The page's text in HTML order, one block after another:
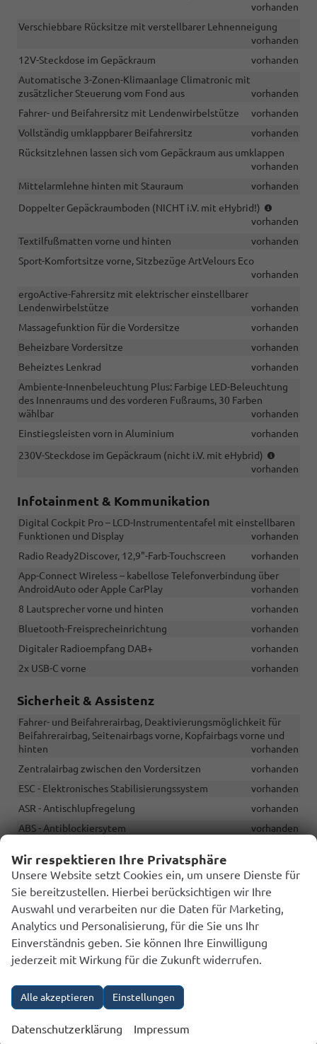
vorhanden
Verschiebbare Rücksitze mit verstellbarer Lehnenneigung
vorhanden
12V-Steckdose im Gepäckraum
vorhanden
Automatische 3-Zonen-Klimaanlage Climatronic mit
zusätzlicher Steuerung vom Fond aus
vorhanden
Fahrer- und Beifahrersitz mit Lendenwirbelstütze
vorhanden
Vollständig umklappbarer Beifahrersitz
vorhanden
Rücksitzlehnen lassen sich vom Gepäckraum aus umklappen
vorhanden
Mittelarmlehne hinten mit Stauraum
vorhanden
Doppelter Gepäckraumboden (NICHT i.V. mit eHybrid!)
i.V.
eHybrid!)
vorhanden
Textilfußmatten vorne und hinten
vorhanden
Sport-Komfortsitze vorne, Sitzbezüge ArtVelours Eco
vorhanden
ergoActive-Fahrersitz mit elektrischer einstellbarer
Lendenwirbelstütze
vorhanden
Massagefunktion für die Vordersitze
vorhanden
Beheizbare Vordersitze
vorhanden
Beheiztes Lenkrad
vorhanden
Ambiente-Innenbeleuchtung Plus: Farbige LED-Beleuchtung
des Innenraums und des vorderen Fußraums, 30 Farben
wählbar
vorhanden
Einstiegsleisten vorn in Aluminium
vorhanden
230V-Steckdose im Gepäckraum (nicht i.V. mit eHybrid)
i.V.
vorhanden
Infotainment & Kommunikation
Digital Cockpit Pro – LCD-Instrumententafel mit einstellbaren
Funktionen und Display
vorhanden
Radio Ready2Discover, 12,9"-Farb-Touchscreen
vorhanden
App-Connect Wireless – kabellose Telefonverbindung über
AndroidAuto oder Apple CarPlay
vorhanden
8 Lautsprecher vorne und hinten
vorhanden
Bluetooth-Freisprecheinrichtung
vorhanden
Digitaler Radioempfang DAB+
vorhanden
2x USB-C vorne
vorhanden
Sicherheit & Assistenz
Fahrer- und Beifahrerairbag, Deaktivierungsmöglichkeit für
Beifahrerairbag, Seitenairbags vorne, Kopfairbags vorne und
hinten
vorhanden
Zentralairbag zwischen den Vordersitzen
vorhanden
ESC - Elektronisches Stabilisierungssystem
vorhanden
ASR - Antischlupfregelung
vorhanden
ABS - Antiblockiersytem
vorhanden
EDS - Elektronische Differenzialsperre
MSR - Drehmomentregelung
vorhanden
Front Assist und City Brake – ein System zur Überwachung des
Geschehens vor dem Fahrzeug und ein System zur
Notbremsung des Fahrzeugs im Falle eines
Frontalzusammenstoßes
vorhanden
Pedestrian Recognition Assistent zur Kollisionserkennung mit
Lane Assist (Spurhalteassistent, Spurverlassungswarnung) und
Verkehrszeichenerkennung
Wir respektieren Ihre Privatsphäre
Unsere Website setzt Cookies ein, um unsere Dienste für
Sie bereitzustellen. Hierbei berücksichtigen wir Ihre
Auswahl und verarbeiten nur die Daten für Marketing,
Analytics und Personalisierung, für die Sie uns Ihr
Einverständnis geben. Sie können Ihre Einwilligung
jederzeit mit Wirkung für die Zukunft widerrufen.
Alle akzeptieren Einstellungen
Datenschutzerklärung Impressum